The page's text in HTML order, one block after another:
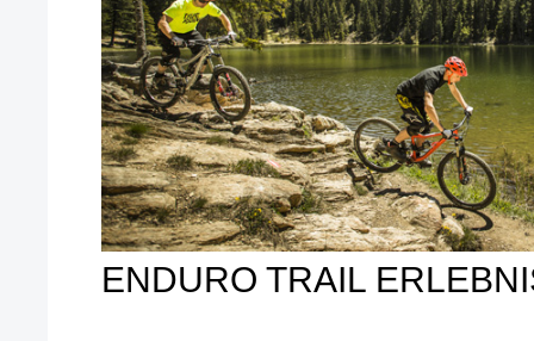
ENDURO TRAIL